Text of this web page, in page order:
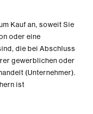
Kauf an, soweit Sie
oder eine
die bei Abschluss
gewerblichen oder
(Unternehmer).
ist